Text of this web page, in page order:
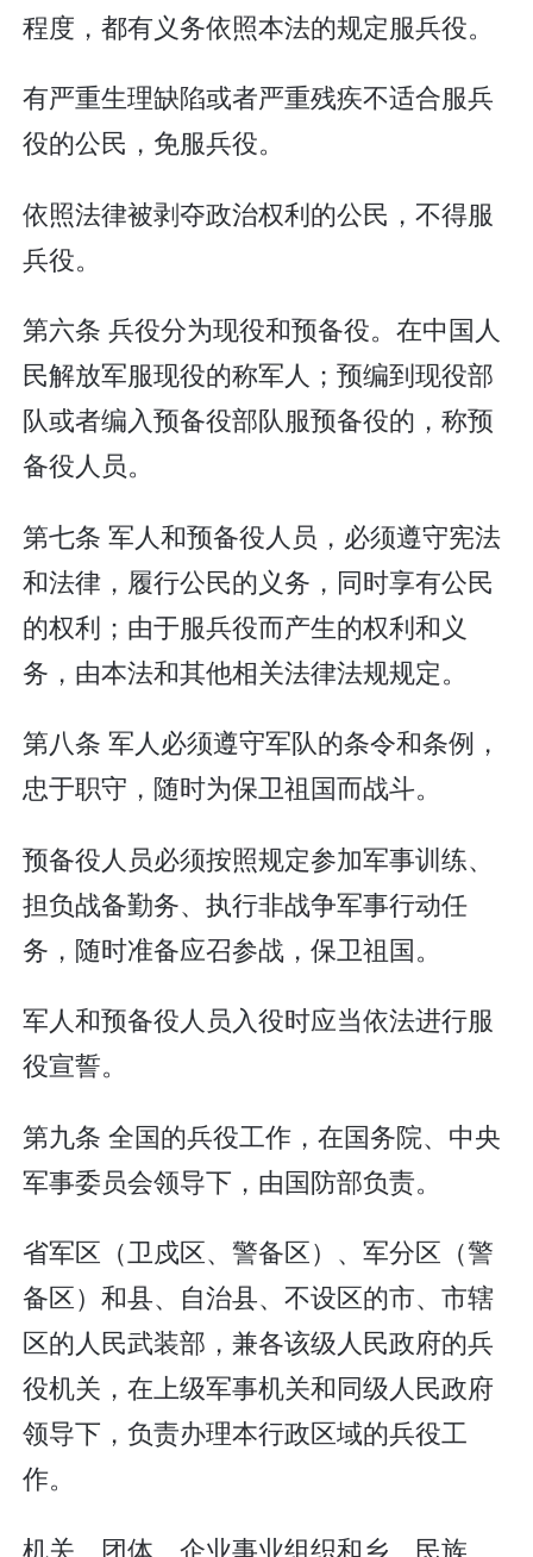
程度，都有义务依照本法的规定服兵役。
有严重生理缺陷或者严重残疾不适合服兵
役的公民，免服兵役。
依照法律被剥夺政治权利的公民，不得服
兵役。
第六条 兵役分为现役和预备役。在中国人
民解放军服现役的称军人；预编到现役部
队或者编入预备役部队服预备役的，称预
备役人员。
第七条 军人和预备役人员，必须遵守宪法
和法律，履行公民的义务，同时享有公民
的权利；由于服兵役而产生的权利和义
务，由本法和其他相关法律法规规定。
第八条 军人必须遵守军队的条令和条例，
忠于职守，随时为保卫祖国而战斗。
预备役人员必须按照规定参加军事训练、
担负战备勤务、执行非战争军事行动任
务，随时准备应召参战，保卫祖国。
军人和预备役人员入役时应当依法进行服
役宣誓。
第九条 全国的兵役工作，在国务院、中央
军事委员会领导下，由国防部负责。
省军区（卫戍区、警备区）、军分区（警
备区）和县、自治县、不设区的市、市辖
区的人民武装部，兼各该级人民政府的兵
役机关，在上级军事机关和同级人民政府
领导下，负责办理本行政区域的兵役工
作。
机关、团体、企业事业组织和乡、民族